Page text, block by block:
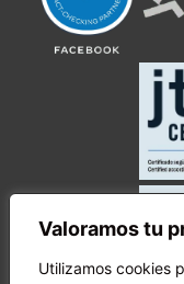
Valoramos tu
Utilizamos cookies